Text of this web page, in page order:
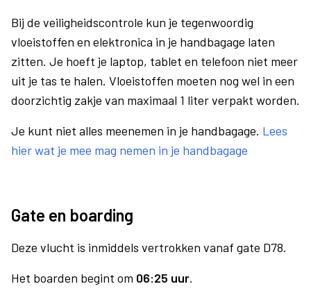
Bij de veiligheidscontrole kun je tegenwoordig
vloeistoffen en elektronica in je handbagage laten
zitten. Je hoeft je laptop, tablet en telefoon niet meer
uit je tas te halen. Vloeistoffen moeten nog wel in een
doorzichtig zakje van maximaal 1 liter verpakt worden.
Je kunt niet alles meenemen in je handbagage. Lees
hier wat je mee mag nemen in je handbagage
Gate en boarding
Deze vlucht is inmiddels vertrokken vanaf gate D78.
Het boarden begint om 06:25 uur.